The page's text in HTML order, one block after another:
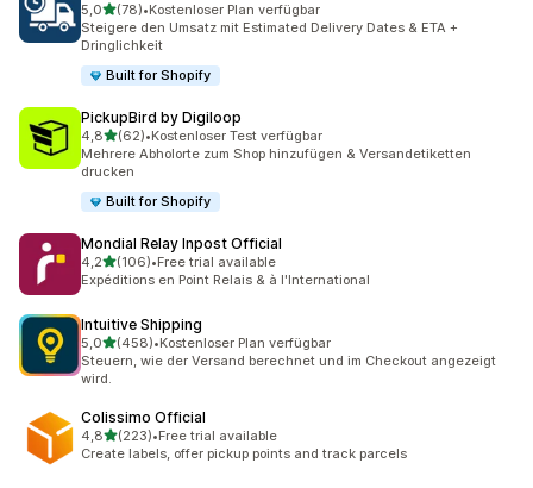
5,0von 5 Sternen
(78)
78 Rezensionen insgesamt
•Kostenloser Plan verfügbar
Steigere den Umsatz mit Estimated Delivery Dates & ETA +
Dringlichkeit
Built for Shopify
PickupBird by Digiloop
4,8von 5 Sternen
(62)
62 Rezensionen insgesamt
•Kostenloser Test verfügbar
Mehrere Abholorte zum Shop hinzufügen & Versandetiketten
drucken
Built for Shopify
Mondial Relay Inpost Official
4,2von 5 Sternen
(106)
106 Rezensionen insgesamt
•Free trial available
Expéditions en Point Relais & à l'International
Intuitive Shipping
5,0von 5 Sternen
(458)
458 Rezensionen insgesamt
•Kostenloser Plan verfügbar
Steuern, wie der Versand berechnet und im Checkout angezeigt
wird.
Colissimo Official
4,8von 5 Sternen
(223)
223 Rezensionen insgesamt
•Free trial available
Create labels, offer pickup points and track parcels